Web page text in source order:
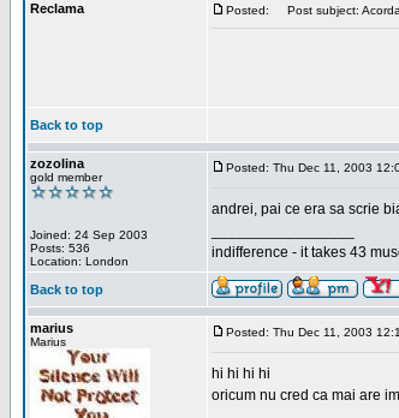
Reclama Posted: Post subject:
Back to top
zozolina
gold member
Joined: 24 Sep 2003
Posts: 536
Location: London
Posted: Thu Dec 11, 2003
andrei, pai ce era sa scrie
indifference - it takes 43
Back to top
marius
Marius
Posted: Thu Dec 11, 2003
hi hi hi hi
oricum nu cred ca mai are